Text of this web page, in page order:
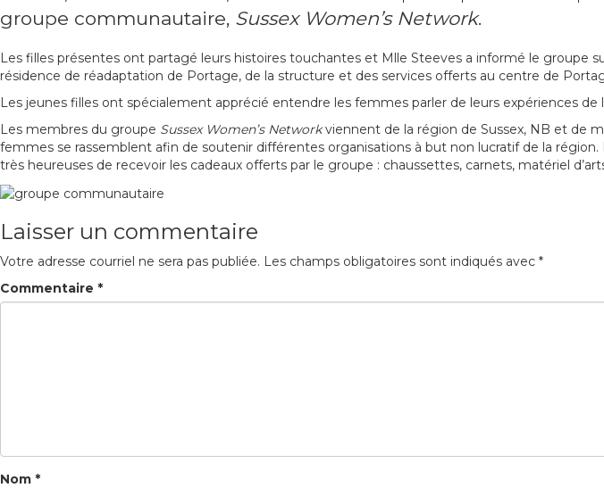
groupe communautaire, Sussex Women’s Network.
Les filles présentes ont partagé leurs histoires touchantes et Mlle Steeves a informé le groupe
résidence de réadaptation de Portage, de la structure et des services offerts au centre de
Les jeunes filles ont spécialement apprécié entendre les femmes parler de leurs expériences de
Les membres du groupe Sussex Women’s Networkviennent de la région de Sussex, NB et de
femmes se rassemblent afin de soutenir différentes organisations à but non lucratif de la
très heureuses de recevoir les cadeaux offerts par le groupe : chaussettes, carnets, matériel
Laisser un commentaire
Votre adresse courriel ne sera pas publiée. Les champs obligatoires sont indiqués avec *
Commentaire *
Nom *